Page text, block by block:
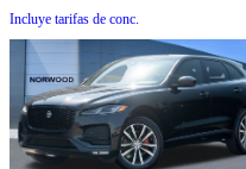
Incluye tarifas de conc.